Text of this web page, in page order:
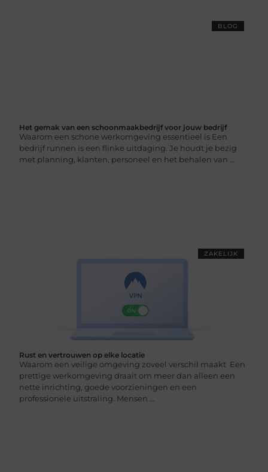
BLOG
Het gemak van een schoonmaakbedrijf voor jouw bedrijf
Waarom een schone werkomgeving essentieel is Een
bedrijf runnen is een flinke uitdaging. Je houdt je bezig
met planning, klanten, personeel en het behalen van ...
ZAKELIJK
Rust en vertrouwen op elke locatie
Waarom een veilige omgeving zoveel verschil maakt Een
prettige werkomgeving draait om meer dan alleen een
nette inrichting, goede voorzieningen en een
professionele uitstraling. Mensen ...